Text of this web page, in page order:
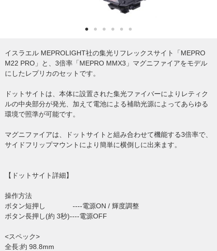
イスラエル MEPROLIGHT社の集光リフレックスサイト「MEPRO
M22 PRO」と、3倍率「MEPRO MMX3」マグニファイアをモデル
にしたレプリカのセットです。
ドットサイトは、本体に設置された集光ファイバーによりレティク
ルの中央部分が発光、加えて電池による補助光源によってあらゆる
環境で照準が可能です。
マグニファイアは、ドットサイトと組み合わせて機能する3倍率で、
サイドフリップマウントにより簡単に横倒しに出来ます。
【ドットサイト詳細】
操作方法
ボタン短押し ----電源ON / 輝度調整
ボタン長押し(約 3秒)----電源OFF
<スペック>
全長:約 98.8mm